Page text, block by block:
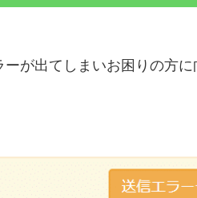
が出てしまいお困りの方に